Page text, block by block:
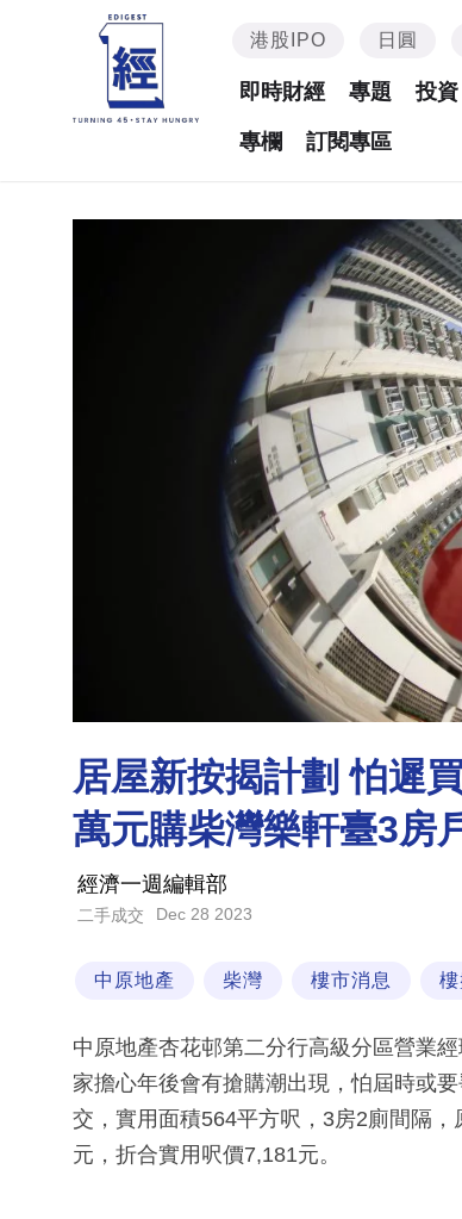
港股IPO 日圓
即時財經 專題 投資
專欄 訂閱專區
居屋新按揭計劃 怕遲
萬元購柴灣樂軒臺3房
經濟一週編輯部
二手成交 Dec 28 2023
中原地產 柴灣 樓市消息
中原地產杏花邨第二分行高級分區營業
家擔心年後會有搶購潮出現，怕屆時或
交，實用面積564平方呎，3房2廁間隔
元，折合實用呎價7,181元。